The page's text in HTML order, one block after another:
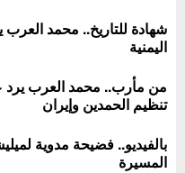
شهادة للتاريخ.. محمد
اليمنية
من مأرب.. محمد العرب يرد
تنظيم الحمدين وإيران
بالفيديو.. فضيحة مدوية
المسيرة